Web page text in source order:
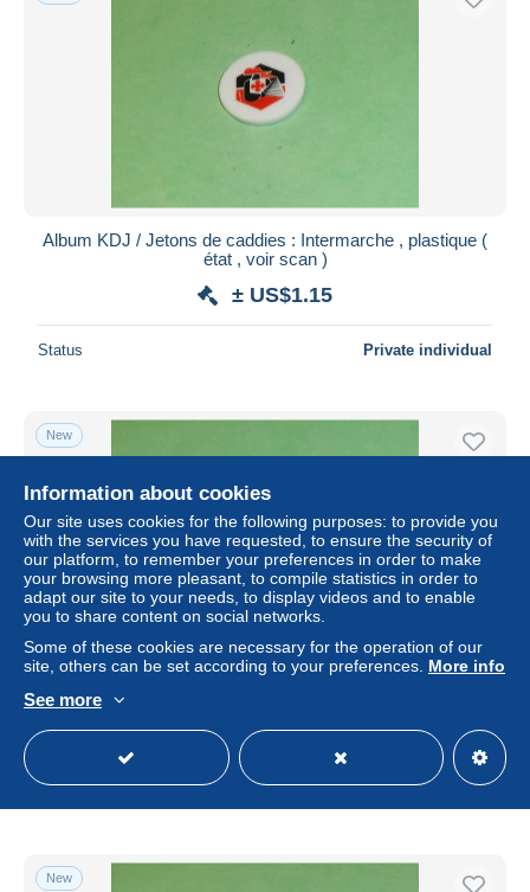
Album KDJ / Jetons de caddies : Intermarche , plastique (
état , voir scan )
± US$1.15
Status Private individual
New
± US$1.15
New
Information about cookies
Our site uses cookies for the following purposes: to provide you
with the services you have requested, to ensure the security of
our platform, to remember your preferences in order to make
your browsing more pleasant, to compile statistics in order to
adapt our site to your needs, to display videos and to enable
you to share content on social networks.
Some of these cookies are necessary for the operation of our
site, others can be set according to your preferences. More info
See more